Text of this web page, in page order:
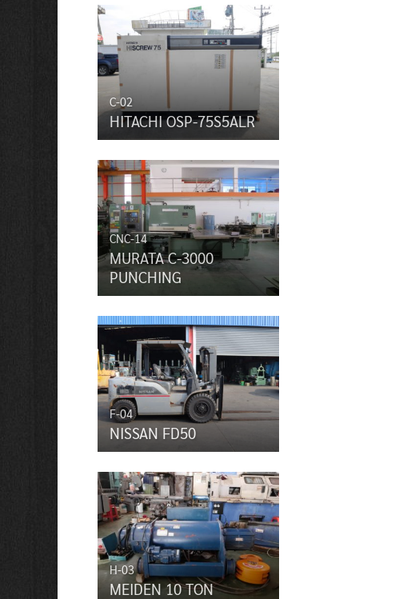
C-02
HITACHI OSP-75S5ALR
CNC-14
MURATA C-3000
PUNCHING
F-04
NISSAN FD50
H-03
MEIDEN 10 TON